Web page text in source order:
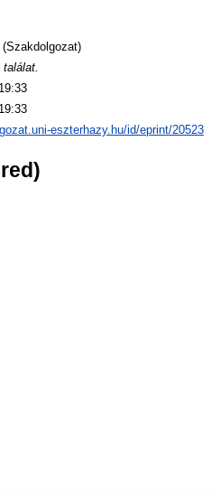
eszterhazy.hu/id/eprint/20523